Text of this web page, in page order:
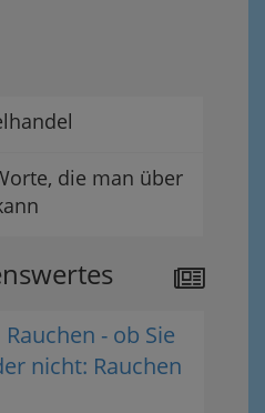
die man über
- ob Sie
nicht: Rauchen